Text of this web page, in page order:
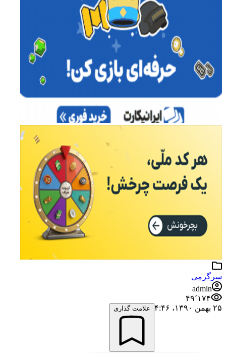
سرگرمی
admin
۴۹٬۱۷۴
۲۵ بهمن ۱۳۹۰،‏ ۴:۴۶
علامت گذاری